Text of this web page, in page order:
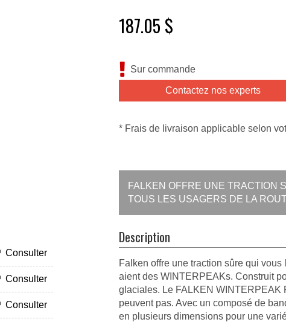
Consulter
Consulter
Consulter
187.05 $
Sur commande
Contactez nos experts
* Frais de livraison applicable selon
FALKEN OFFRE UNE TRACTION
TOUS LES USAGERS DE LA
Description
Falken offre une traction sûre qui
aient des WINTERPEAKs. Construit
glaciales. Le FALKEN WINTERPEAK
peuvent pas. Avec un composé de
en plusieurs dimensions pour une